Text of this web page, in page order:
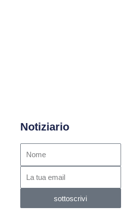
Notiziario
sottoscrivi